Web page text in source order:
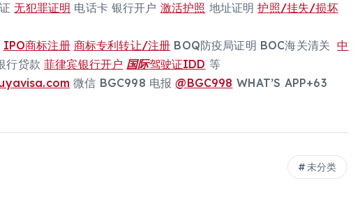
无犯罪证明 电话卡 银行开户 激活护照 地址证明护照/挂失/损坏
IPO商标注册 商标专利转让/注册 BOQ防疫局证明 BOC海关清关中
行贷款菲律宾银行开户 国际驾驶证IDD 等
微信 BGC998 电报@BGC998 WHAT’S APP+63
未分类